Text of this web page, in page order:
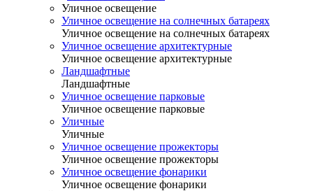
Уличное освещение
Уличное освещение на солнечных батареях
Уличное освещение на солнечных батареях
Уличное освещение архитектурные
Уличное освещение архитектурные
Ландшафтные
Ландшафтные
Уличное освещение парковые
Уличное освещение парковые
Уличные
Уличные
Уличное освещение прожекторы
Уличное освещение прожекторы
Уличное освещение фонарики
Уличное освещение фонарики